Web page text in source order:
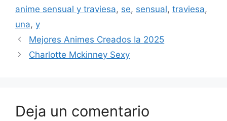
anime sensual y traviesa, se, sensual, traviesa,
una, y
Mejores Animes Creados Ia 2025
Charlotte Mckinney Sexy
Deja un comentario